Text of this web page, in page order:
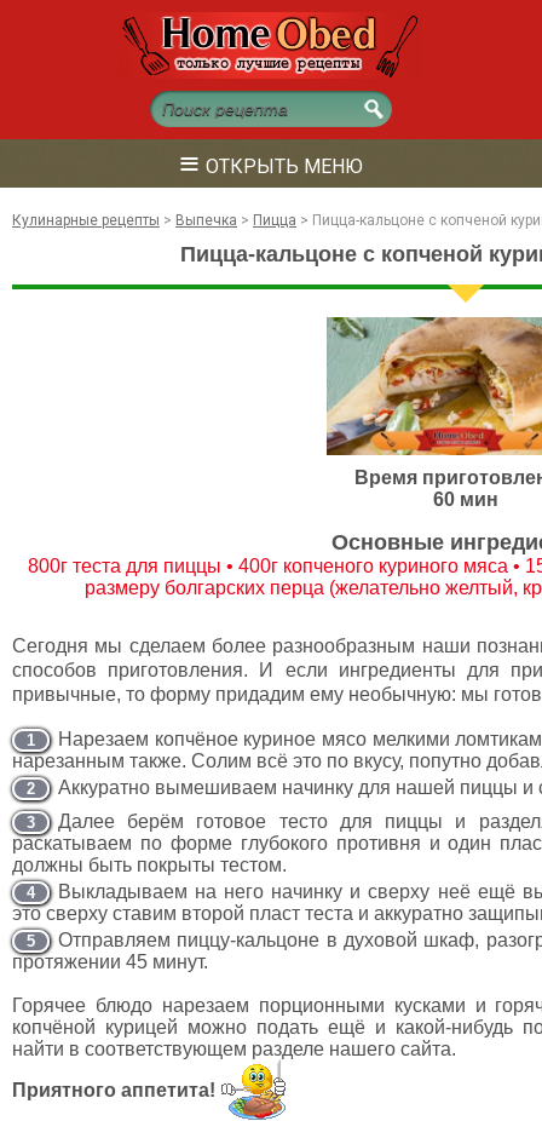
≡ ОТКРЫТЬ МЕНЮ
Кулинарные рецепты > Выпечка > Пицца > Пицца-кальцоне с копченой
Пицца-кальцоне с копченой
Время
60 мин
Основные
800г теста для пиццы • 400г копченого куриного мяса •
размеру болгарских перца (желательно желтый,
Сегодня мы сделаем более разнообразным наши
способов приготовления. И если ингредиенты для
привычные, то форму придадим ему необычную: мы
1
Нарезаем копчёное куриное мясо мелкими
нарезанным также. Солим всё это по вкусу, попутно
2 Аккуратно вымешиваем начинку для нашей пиццы и
3
Далее берём готовое тесто для пиццы и
раскатываем по форме глубокого противня и один
должны быть покрыты тестом.
4
Выкладываем на него начинку и сверху неё ещё
это сверху ставим второй пласт теста и аккуратно
5
Отправляем пиццу-кальцоне в духовой шкаф,
протяжении 45 минут.
Горячее блюдо нарезаем порционными кусками и
копчёной курицей можно подать ещё и какой-нибудь
найти в соответствующем разделе нашего сайта.
Приятного аппетита!